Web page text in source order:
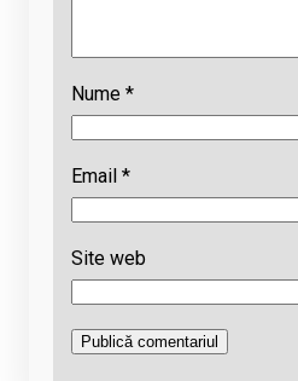
Nume *
Email *
Site web